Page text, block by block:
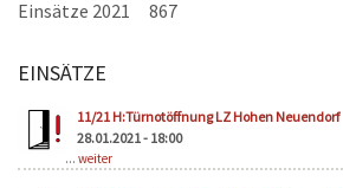
Einsätze 2021 867
EINSÄTZE
11/21 H:Türnotöffnung LZ Hohen Neuendorf
28.01.2021 - 18:00
... weiter
Seiten